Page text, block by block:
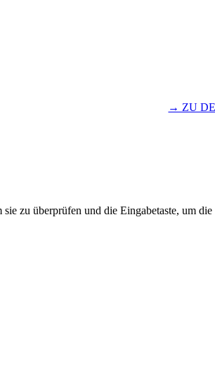
→ ZU
zu überprüfen und die Eingabetaste, um die